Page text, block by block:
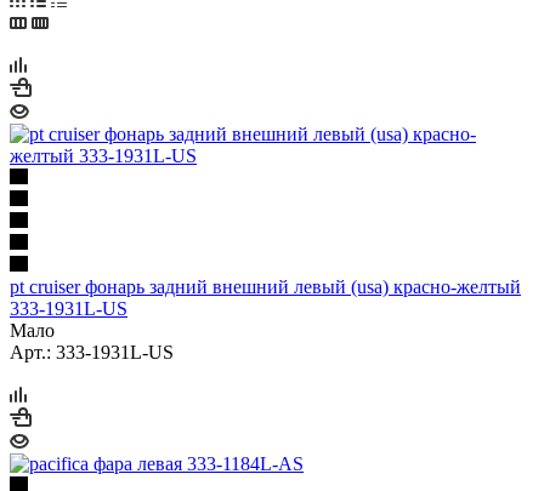
pt cruiser фонарь задний внешний левый (usa) красно-желтый
333-1931L-US
Мало
Арт.: 333-1931L-US